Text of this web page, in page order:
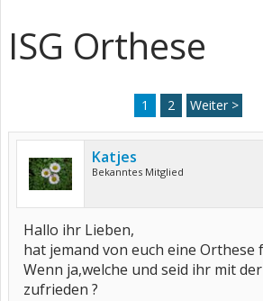
ISG Orthese
1 2 Weiter >
Katjes
Bekanntes Mitglied
Hallo ihr Lieben,
hat jemand von euch eine Orthese
Wenn ja,welche und seid ihr mit
zufrieden ?